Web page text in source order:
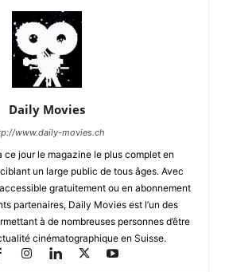
Daily Movies
www.daily-movies.ch
ce jour le magazine le plus complet en
un large public de tous âges. Avec
gratuitement ou en abonnement
partenaires, Daily Movies est l’un des
à de nombreuses personnes d’être
cinématographique en Suisse.